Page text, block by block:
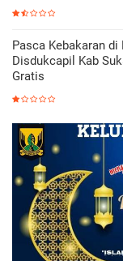
Pasca Kebakaran
Disdukcapil Kab
Gratis